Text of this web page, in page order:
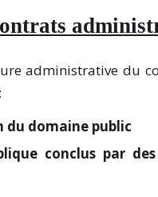
administrative du
domaine public
conclus par des